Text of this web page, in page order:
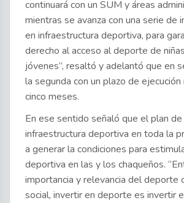
continuará con un SUM y áreas
mientras se avanza con una serie de
en infraestructura deportiva, para
derecho al acceso al deporte de
jóvenes”, resaltó y adelantó que en
la segunda con un plazo de ejecución
cinco meses.
En ese sentido señaló que el plan
infraestructura deportiva en toda la
a generar la condiciones para
deportiva en las y los chaqueños.
importancia y relevancia del deporte
social, invertir en deporte es invertir